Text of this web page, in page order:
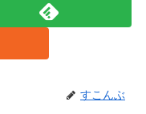
すこんぶ